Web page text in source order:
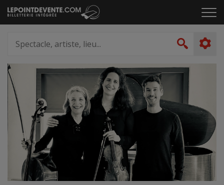
Passer
au
le
artiste,
lieu...